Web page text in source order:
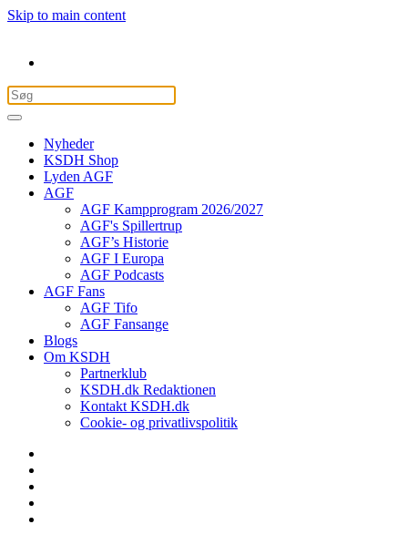
Skip to main content
Nyheder
KSDH Shop
Lyden AGF
AGF
AGF Kampprogram 2026/2027
AGF's Spillertrup
AGF’s Historie
AGF I Europa
AGF Podcasts
AGF Fans
AGF Tifo
AGF Fansange
Blogs
Om KSDH
Partnerklub
KSDH.dk Redaktionen
Kontakt KSDH.dk
Cookie- og privatlivspolitik